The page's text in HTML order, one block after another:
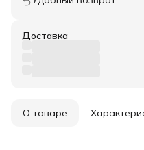
Доставка
О товаре